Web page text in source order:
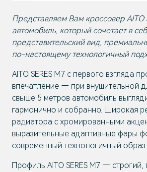
Представляем Вам кроссовер AITO
автомобиль, который сочетает в
представительский вид,
по-настоящему технологичный
AITO SERES M7 с первого взгляда
впечатление — при внушительной
свыше 5 метров автомобиль
гармонично и собранно. Широкая
радиатора с хромированными
выразительные адаптивные фары
современный технологичный образ.
Профиль AITO SERES M7 —